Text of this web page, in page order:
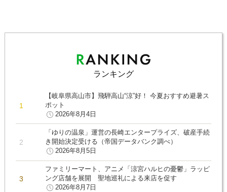
ランキング
【岐阜県高山市】飛騨高山“涼”好！ 今夏おすすめ避暑ス
ポット
2026年8月4日
「ゆりの温泉」運営の長崎エンタープライズ、破産手続
き開始決定受ける（帝国データバンク調べ）
2026年8月5日
ファミリーマート、アニメ「涼宮ハルヒの憂鬱」ラッピ
ング店舗を展開 聖地巡礼による来店を促す
2026年8月7日